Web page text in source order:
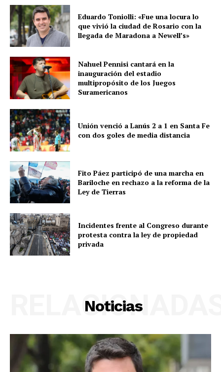
Eduardo Toniolli: «Fue una locura lo
que vivió la ciudad de Rosario con la
llegada de Maradona a Newell’s»
Nahuel Pennisi cantará en la
inauguración del estadio
multipropósito de los Juegos
Suramericanos
Unión venció a Lanús 2 a 1 en Santa Fe
con dos goles de media distancia
Fito Páez participó de una marcha en
Bariloche en rechazo a la reforma de la
Ley de Tierras
Incidentes frente al Congreso durante
protesta contra la ley de propiedad
privada
Noticias